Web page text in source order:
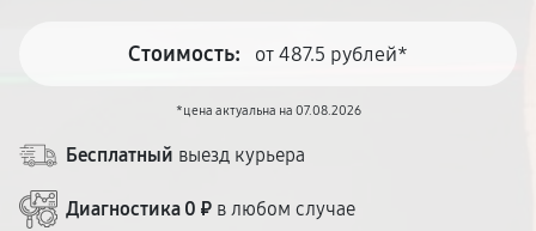
Стоимость: от 487.5 рублей*
*цена актуальна на 07.08.2026
Бесплатный выезд курьера
Диагностика 0 ₽ в любом случае